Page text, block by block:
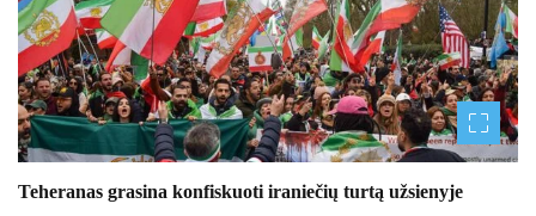
Teheranas grasina konfiskuoti iraniečių turtą užsienyje